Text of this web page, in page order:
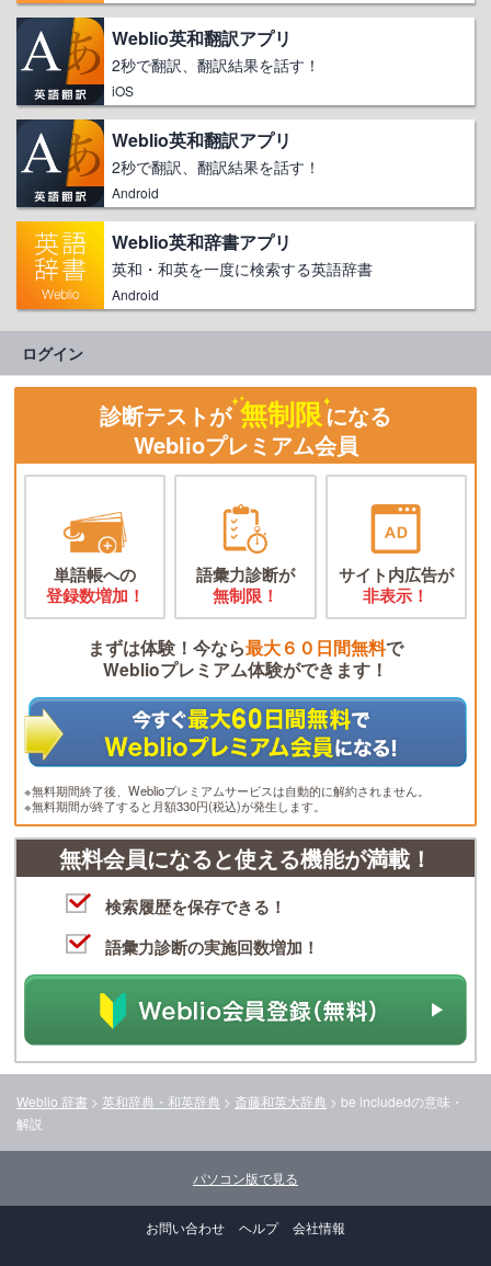
Weblio英和翻訳アプリ
2秒で翻訳、翻訳結果を話す！
iOS
Weblio英和翻訳アプリ
2秒で翻訳、翻訳結果を話す！
Android
Weblio英和辞書アプリ
英和・和英を一度に検索する英語辞書
Android
ログイン
診断テストが 無制限になる
Weblioプレミアム会員
単語帳への
登録数増加！
語彙力診断が
無制限！
サイト内広告が
非表示！
まずは体験！今なら最大６０日間無料で
Weblioプレミアム体験ができます！
※無料期間終了後、Weblioプレミアムサービスは自動的に解約されません。
※無料期間が終了すると月額330円(税込)が発生します。
無料会員になると使える機能が満載！
検索履歴を保存できる！
語彙力診断の実施回数増加！
Weblio 辞書 > 英和辞典・和英辞典 > 斎藤和英大辞典 > be includedの意味・
解説
パソコン版で見る
お問い合わせ ヘルプ 会社情報